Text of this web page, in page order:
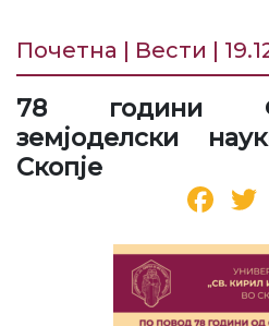
Почетна | Вести |
78 години
земјоделски
Скопје